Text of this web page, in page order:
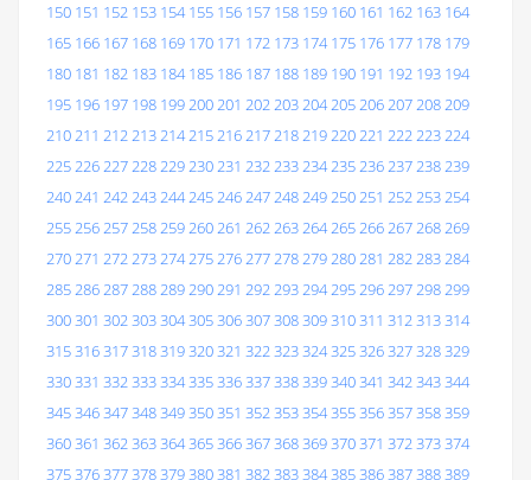
150 151 152 153 154 155 156 157 158 159 160 161 162 163 164
165 166 167 168 169 170 171 172 173 174 175 176 177 178 179
180 181 182 183 184 185 186 187 188 189 190 191 192 193 194
195 196 197 198 199200201 202203204205206207208209
210211 212213214215216217218219220221 222223224
225226227228229230231 232233234235236237238239
240241 242243244245246247248249250251 252253254
255256257258259260261 262263264265266267268269
270271 272273274275276277278279280281 282283284
285286287288289290291 292293294295296297298299
300301 302303304305306307308309310311 312313314
315316317318319320321 322323324325326327328329
330331 332333334335336337338339340341 342343344
345346347348349350351 352353354355356357358359
360361 362363364365366367368369370371 372373374
375376377378379380381 382383384385386387388389